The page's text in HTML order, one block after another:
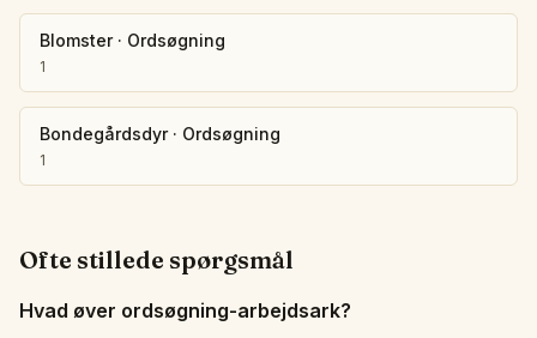
Blomster· Ordsøgning
1
Bondegårdsdyr· Ordsøgning
1
Ofte stillede spørgsmål
Hvad øver ordsøgning-arbejdsark?